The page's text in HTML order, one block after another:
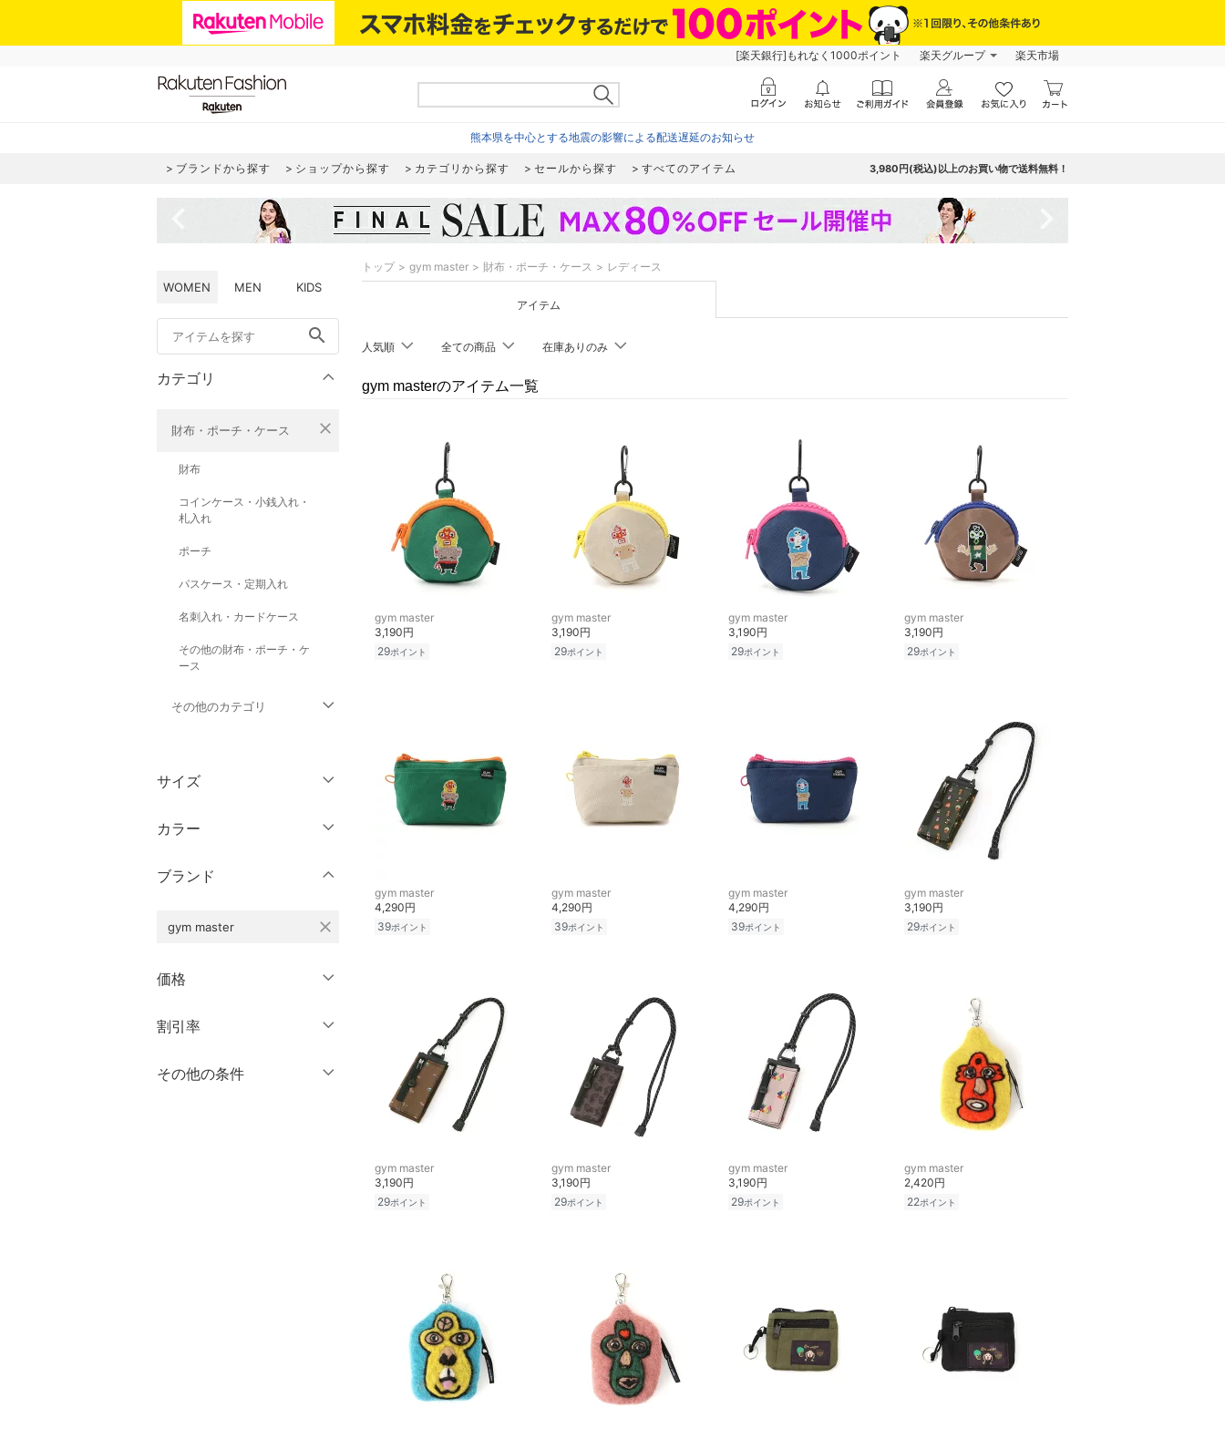
[楽天銀行]もれなく1000ポイント 楽天グループ 楽天市場
熊本県を中心とする地震の影響による配送遅延のお知らせ
ブランドから探す ショップから探す カテゴリから探す セールから探す すべてのアイテム 3,980円(税込)以上のお買い物で送料無料！
WOMEN MEN KIDS
search
カテゴリ
財布・ポーチ・ケース close
財布
コインケース・小銭入れ・
札入れ
ポーチ
パスケース・定期入れ
名刺入れ・カードケース
その他の財布・ポーチ・ケ
ース
その他のカテゴリ
パンツ
ワンピース・ドレス
スカート
ーオール
バッグ
シューズ・靴
サイズ
M
カラー
クリア
ブランド
gym master close
価格
絞り込み
割引率
％OFF～ ％OFF
その他の条件
トップ gym master 財布・ポーチ・ケース レディース
アイテム
人気順 全ての商品 在庫ありのみ
gym masterのアイテム一覧
gym master
3,190円
29ポイント
gym master
3,190円
29ポイント
gym master
3,190円
29ポイント
gym master
3,190円
29ポイント
gym master
4,290円
39ポイント
gym master
4,290円
39ポイント
gym master
4,290円
39ポイント
gym master
3,190円
29ポイント
gym master
3,190円
29ポイント
gym master
3,190円
29ポイント
gym master
3,190円
29ポイント
gym master
2,420円
22ポイント